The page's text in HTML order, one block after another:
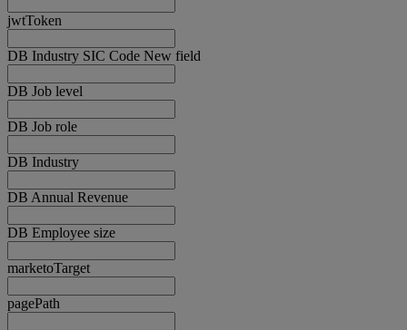
jwtToken
DB Industry SIC Code New field
DB Job level
DB Job role
DB Industry
DB Annual Revenue
DB Employee size
marketoTarget
pagePath